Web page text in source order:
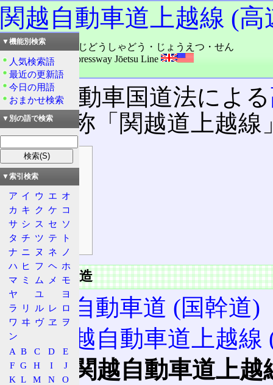
関越自動車道上越線 (高
読み：かんえつ・じどうしゃどう・じょうえつ・せん
外語：Kan'etsu Expressway Jōetsu Line
品詞：固有名詞
高速自動車国道法による
つ。略称「関越道上越線
目次
道路階層構造
概要
起点・終点
主な経由地
営業路線名
道路階層構造
関越自動車道 (国幹道)
関越自動車道上越
関越自動車道上越
▼機能別検索
人気検索語
最近の更新語
今日の用語
おまかせ検索
▼別の語で検索
▼索引検索
ア イ ウ エ オ
カ キ ク ケ コ
サ シ ス セ ソ
タ チ ツ テ
ト
ナ ニ ヌ ネ
ノ
ハ ヒ フ ヘ ホ
マ ミ ム メ
モ
ヤ
ユ
ヨ
ラ
リ ル レ ロ
ワ ヰ ヴ ヱ
ヲ
ン
A B C D
E
F G H I
J
K L M N
O